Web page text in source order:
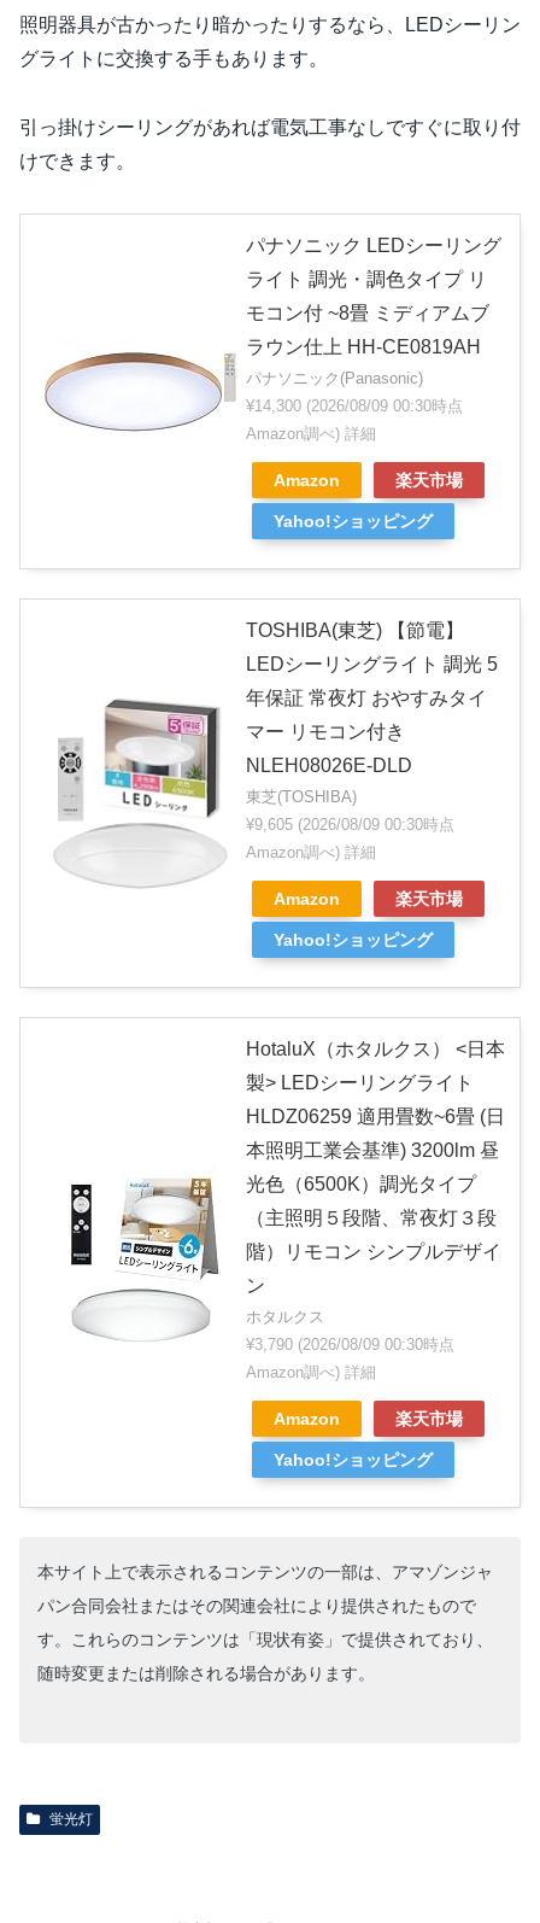
照明器具が古かったり暗かったりするなら、LEDシーリン
グライトに交換する手もあります。
引っ掛けシーリングがあれば電気工事なしですぐに取り付
けできます。
パナソニック LEDシーリング
ライト 調光・調色タイプ リ
モコン付 ~8畳 ミディアムブ
ラウン仕上 HH-CE0819AH
パナソニック(Panasonic)
¥14,300 (2026/08/09 00:30時点
Amazon調べ) 詳細
Amazon 楽天市場
Yahoo!ショッピング
TOSHIBA(東芝) 【節電】
LEDシーリングライト 調光 5
年保証 常夜灯 おやすみタイ
マー リモコン付き
NLEH08026E-DLD
東芝(TOSHIBA)
¥9,605 (2026/08/09 00:30時点
Amazon調べ) 詳細
Amazon 楽天市場
Yahoo!ショッピング
HotaluX（ホタルクス） <日本
製> LEDシーリングライト
HLDZ06259 適用畳数~6畳 (日
本照明工業会基準) 3200lm 昼
光色（6500K）調光タイプ
（主照明５段階、常夜灯３段
階）リモコン シンプルデザイ
ン
ホタルクス
¥3,790 (2026/08/09 00:30時点
Amazon調べ) 詳細
Amazon 楽天市場
Yahoo!ショッピング
本サイト上で表示されるコンテンツの一部は、アマゾンジャ
パン合同会社またはその関連会社により提供されたもので
す。これらのコンテンツは「現状有姿」で提供されており、
随時変更または削除される場合があります。
蛍光灯